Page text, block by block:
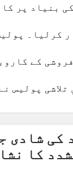
کرلیا۔
کے
تلاشی پولیس
کی شادی
کا